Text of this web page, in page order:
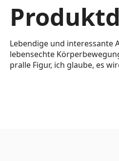
Lebendige und interessante
lebensechte
pralle Figur, ich glaube, es